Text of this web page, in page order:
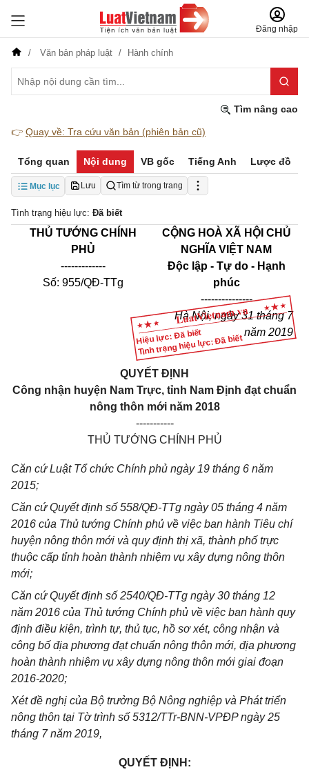
Đăng nhập
Văn bản pháp luật Hành chính
Tìm nâng cao
👉 Quay về: Tra cứu văn bản (phiên bản cũ)
Tổng quan Nội dung VB gốc Tiếng Anh Lược đồ
Mục lục Lưu Tìm từ trong trang
Tình trạng hiệu lực: Đã biết
Hiệu lực: Đã biết
Tình trạng hiệu lực: Đã biết
THỦ TƯỚNG CHÍNH
PHỦ
-------------
Số: 955/QĐ-TTg
CỘNG HOÀ XÃ HỘI CHỦ
NGHĨA VIỆT NAM
Độc lập - Tự do - Hạnh
phúc
---------------
Hà Nội, ngày31tháng7
năm 2019
QUYẾT ĐỊNH
Công nhận huyện Nam Trực, tỉnh Nam Định đạt chuẩn
nông thôn mới năm 2018
-----------
THỦ TƯỚNG CHÍNH PHỦ
Căn cứ Luật Tổ chức Chính phủ ngày 19 tháng 6 năm
2015;
Căn cứ Quyết định số 558/QĐ-TTg ngày 05 tháng 4 năm
2016 của Thủ tướng Chính phủ về việc ban hành Tiêu chí
huyện nông thôn mới và quy định thị xã, thành phố trực
thuộc cấp tỉnh hoàn thành nhiệm vụ xây dựng nông thôn
mới;
Căn cứ Quyết định số 2540/QĐ-TTg ngày 30 tháng 12
năm 2016 của Thủ tướng Chính phủ về việc ban hành quy
định điều kiện, trình tự, thủ tục, hồ sơ xét, công nhận và
công bố địa phương đạt chuẩn nông thôn mới, địa phương
hoàn thành nhiệm vụ xây dựng nông thôn mới giai đoạn
2016-2020;
Xét đề nghị của Bộ trưởng Bộ Nông nghiệp và Phát triển
nông thôn tại Tờ trình số 5312/TTr-BNN-VPĐP ngày 25
tháng 7 năm 2019,
QUYẾT ĐỊNH: